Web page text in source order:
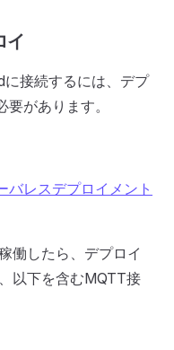
イ
接続するには、デプ
があります。
バレスデプロイメント
働したら、デプロイ
以下を含むMQTT接